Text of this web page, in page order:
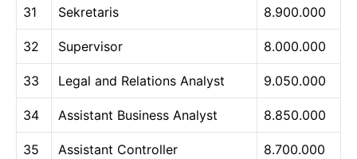
31 Sekretaris 8.900.000
32 Supervisor 8.000.000
33 Legal and Relations Analyst 9.050.000
34 Assistant Business Analyst 8.850.000
35 Assistant Controller 8.700.000